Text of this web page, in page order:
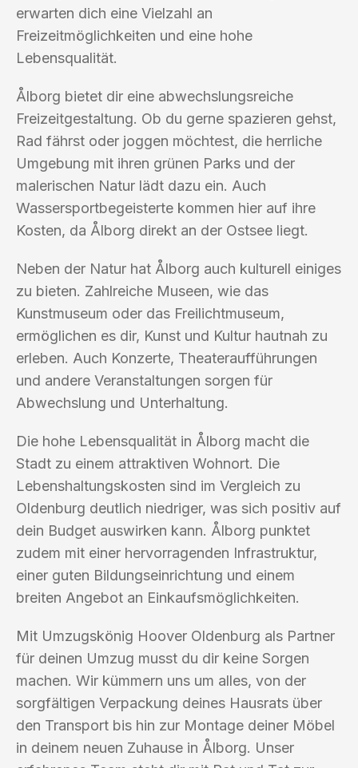
erwarten dich eine Vielzahl an
Freizeitmöglichkeiten und eine hohe
Lebensqualität.
Ålborg bietet dir eine abwechslungsreiche
Freizeitgestaltung. Ob du gerne spazieren gehst,
Rad fährst oder joggen möchtest, die herrliche
Umgebung mit ihren grünen Parks und der
malerischen Natur lädt dazu ein. Auch
Wassersportbegeisterte kommen hier auf ihre
Kosten, da Ålborg direkt an der Ostsee liegt.
Neben der Natur hat Ålborg auch kulturell einiges
zu bieten. Zahlreiche Museen, wie das
Kunstmuseum oder das Freilichtmuseum,
ermöglichen es dir, Kunst und Kultur hautnah zu
erleben. Auch Konzerte, Theateraufführungen
und andere Veranstaltungen sorgen für
Abwechslung und Unterhaltung.
Die hohe Lebensqualität in Ålborg macht die
Stadt zu einem attraktiven Wohnort. Die
Lebenshaltungskosten sind im Vergleich zu
Oldenburg deutlich niedriger, was sich positiv auf
dein Budget auswirken kann. Ålborg punktet
zudem mit einer hervorragenden Infrastruktur,
einer guten Bildungseinrichtung und einem
breiten Angebot an Einkaufsmöglichkeiten.
Mit Umzugskönig Hoover Oldenburg als Partner
für deinen Umzug musst du dir keine Sorgen
machen. Wir kümmern uns um alles, von der
sorgfältigen Verpackung deines Hausrats über
den Transport bis hin zur Montage deiner Möbel
in deinem neuen Zuhause in Ålborg. Unser